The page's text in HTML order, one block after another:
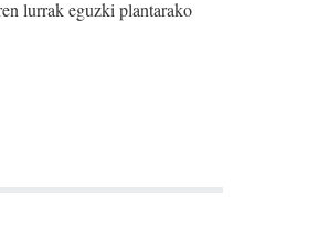
lurrak eguzki plantarako